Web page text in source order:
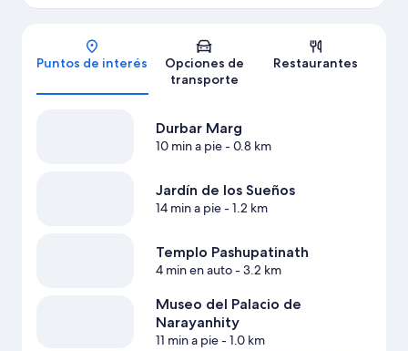
Mapa
Puntos de interés
Opciones de
transporte
Restaurantes
Durbar Marg
10 min a pie- 0.8 km
Jardín de los Sueños
14 min a pie- 1.2 km
Templo Pashupatinath
4 min en auto- 3.2 km
Museo del Palacio de
Narayanhity
11 min a pie- 1.0 km